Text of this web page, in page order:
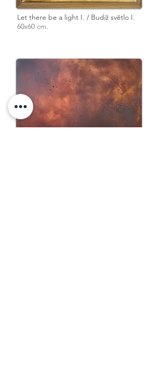
Let there be a light I. / Budiž světlo I.
60x60 cm.